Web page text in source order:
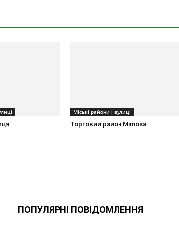
Міські райони і вулиці
Торговий район Mimosa
ПОПУЛЯРНІ ПОВІДОМЛЕННЯ